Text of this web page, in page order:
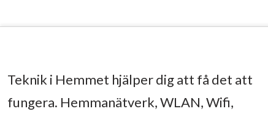
Teknik i Hemmet hjälper dig att få det att
fungera. Hemmanätverk, WLAN, Wifi,